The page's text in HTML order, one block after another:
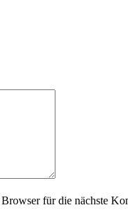
für die nächste